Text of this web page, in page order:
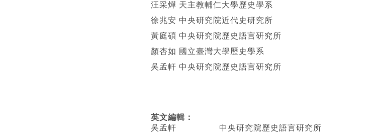
汪采燁 天主教輔仁大學歷史學系
徐兆安 中央研究院近代史研究所
黃庭碩 中央研究院歷史語言研究所
顏杏如 國立臺灣大學歷史學系
吳孟軒 中央研究院歷史語言研究所
英文編輯 ：
吳孟軒 中央研究院歷史語言研究所